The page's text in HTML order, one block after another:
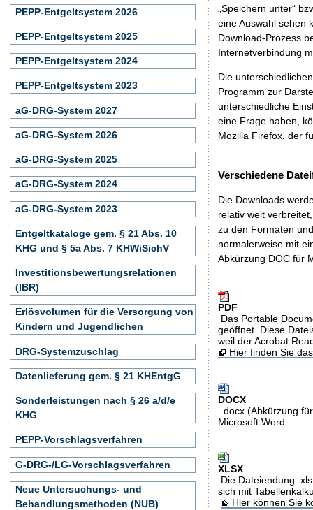
„Speichern unter“
eine Auswahl sehen
Download-Prozess
Internetverbindung
Die
Programm zur
unterschiedliche
eine Frage haben,
Mozilla Firefox, der
Verschiedene
Die Downloads
relativ weit
zu den Formaten
normalerweise mit
Abkürzung DOC für
PDF
Das Portable
geöffnet. Diese
weil der Acrobat
Hier finden Sie
DOCX
.docx (Abkürzung
Microsoft Word.
XLSX
Die Dateiendung
sich mit
Hier können Sie
PEPP-Entgeltsystem 2026
PEPP-Entgeltsystem 2025
PEPP-Entgeltsystem 2024
PEPP-Entgeltsystem 2023
aG-DRG-System 2027
aG-DRG-System 2026
aG-DRG-System 2025
aG-DRG-System 2024
aG-DRG-System 2023
Entgeltkataloge gem. § 21 Abs. 10
KHG und § 5a Abs. 7 KHWiSichV
Investitionsbewertungsrelationen
(IBR)
Erlösvolumen für die Versorgung von
Kindern und Jugendlichen
DRG-Systemzuschlag
Datenlieferung gem. § 21 KHEntgG
Sonderleistungen nach § 26 a/d/e
KHG
PEPP-Vorschlagsverfahren
G-DRG-/LG-Vorschlagsverfahren
Neue Untersuchungs- und
Behandlungsmethoden (NUB)